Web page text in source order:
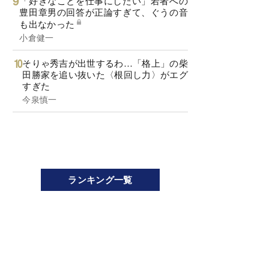
豊田章男の回答が正論すぎて、ぐうの音
も出なかった
小倉健一
そりゃ秀吉が出世するわ…「格上」の柴
田勝家を追い抜いた〈根回し力〉がエグ
すぎた
今泉慎一
ランキング一覧